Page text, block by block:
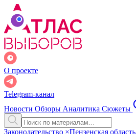
О проекте
Telegram-канал
Новости Обзоры Аналитика Сюжеты
Законодательство ×Пензенская область